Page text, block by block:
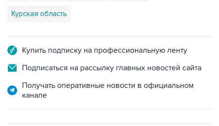
Курская область
Купить подписку на профессиональную ленту
Подписаться на рассылку главных новостей сайта
Получать оперативные новости в официальном
канале